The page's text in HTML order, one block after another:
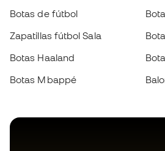
Botas de fútbol
Zapatillas fútbol Sala
Botas Haaland
Botas Mbappé